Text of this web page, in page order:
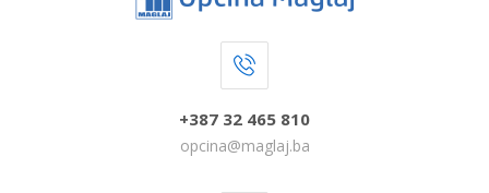
+387 32 465 810
opcina@maglaj.ba